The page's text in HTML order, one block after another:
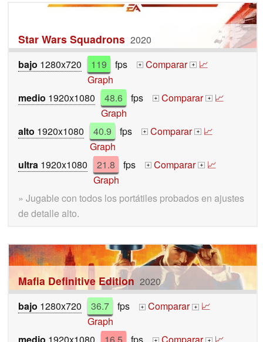
Star Wars Squadrons 2020
bajo 1280x720 119 fps + Comparar + 📈
Graph
medio 1920x1080 48.6 fps + Comparar + 📈
Graph
alto 1920x1080 40.9 fps + Comparar + 📈
Graph
ultra 1920x1080 21.8 fps + Comparar + 📈
Graph
» Jugable con todos los portátiles probados en ajustes
de detalle alto.
Mafia Definitive Edition 2020
bajo 1280x720 36.7 fps + Comparar + 📈
Graph
+ +